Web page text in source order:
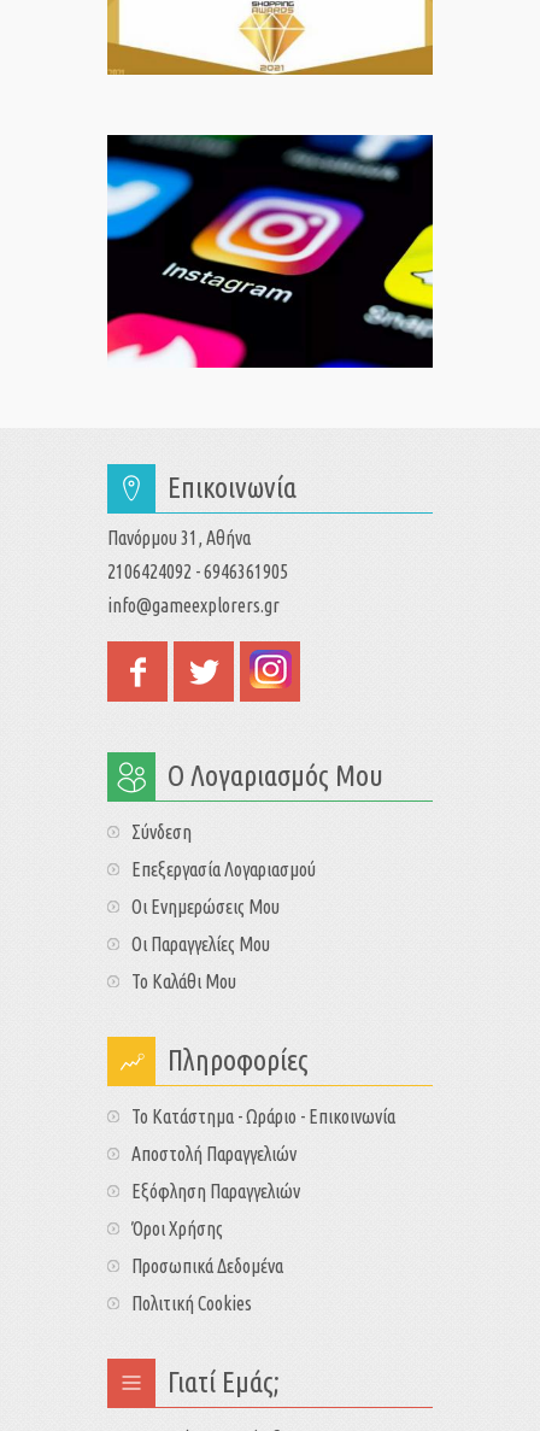
Επικοινωνία
Πανόρμου 31, Αθήνα
2106424092 - 6946361905
info@gameexplorers.gr
Ο Λογαριασμός Μου
Σύνδεση
Επεξεργασία Λογαριασμού
Οι Ενημερώσεις Μου
Οι Παραγγελίες Μου
Το Καλάθι Μου
Πληροφορίες
Το Κατάστημα - Ωράριο - Επικοινωνία
Αποστολή Παραγγελιών
Εξόφληση Παραγγελιών
Όροι Χρήσης
Προσωπικά Δεδομένα
Πολιτική Cookies
Γιατί Εμάς;